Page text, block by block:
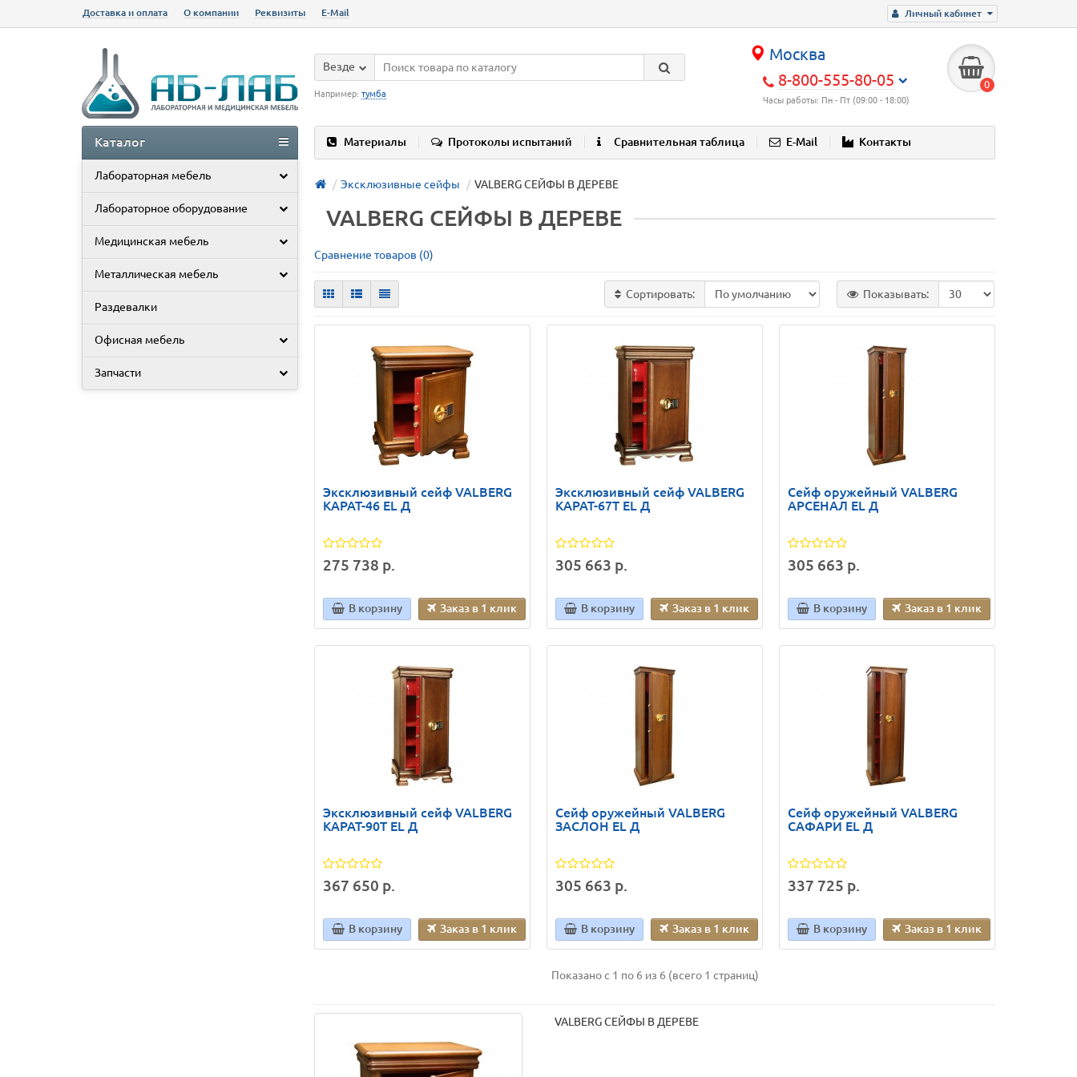
Личный кабинет
Доставка и оплата О компании Реквизиты E-Mail
Москва
8-800-555-80-05
Часы работы: Пн - Пт (09:00 - 18:00)
0
Везде
Например: тумба
Материалы Протоколы испытаний Сравнительная таблица E-Mail Контакты
Каталог
Лабораторная мебель
Лабораторное оборудование
Медицинская мебель
Металлическая мебель
Раздевалки
Офисная мебель
Запчасти
Эксклюзивные сейфы VALBERG СЕЙФЫ В ДЕРЕВЕ
VALBERG СЕЙФЫ В ДЕРЕВЕ
Сравнение товаров (0)
Сортировать: Показывать:
Эксклюзивный сейф VALBERG
КАРАТ-46 EL Д
275 738 р.
В корзину Заказ в 1 клик
Эксклюзивный сейф VALBERG
КАРАТ-67T EL Д
305 663 р.
В корзину Заказ в 1 клик
Сейф оружейный VALBERG
АРСЕНАЛ EL Д
305 663 р.
В корзину Заказ в 1 клик
Эксклюзивный сейф VALBERG
КАРАТ-90T EL Д
367 650 р.
В корзину Заказ в 1 клик
Сейф оружейный VALBERG
ЗАСЛОН EL Д
305 663 р.
В корзину Заказ в 1 клик
Сейф оружейный VALBERG
САФАРИ EL Д
337 725 р.
В корзину Заказ в 1 клик
Показано с 1 по 6 из 6 (всего 1 страниц)
VALBERG СЕЙФЫ В ДЕРЕВЕ